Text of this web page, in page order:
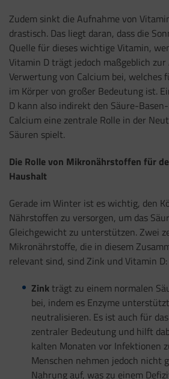
Zudem sinkt die Aufnahme von
drastisch. Das liegt daran, dass die
Quelle für dieses wichtige Vitamin,
Vitamin D trägt jedoch maßgeblich
Verwertung von Calcium bei, welches
im Körper von großer Bedeutung ist.
D kann also indirekt den Säure-
Calcium eine zentrale Rolle in der
Säuren spielt.
Die Rolle von Mikronährstoffen für
Haushalt
Gerade im Winter ist es wichtig, den
Nährstoffen zu versorgen, um das
Gleichgewicht zu unterstützen. Zwei
Mikronährstoffe, die in diesem
relevant sind, sind Zink und Vitamin D:
Zinkträgt zu einem normalen
bei, indem es Enzyme
neutralisieren. Es ist auch für
zentraler Bedeutung und hilft
kalten Monaten vor Infektionen
Menschen nehmen jedoch nicht
Nahrung auf, was zu einem